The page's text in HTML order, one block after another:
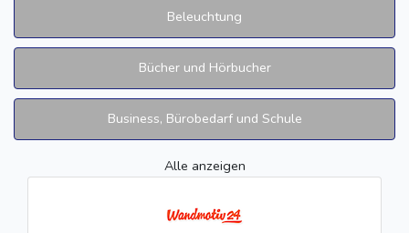
Beleuchtung
Bücher und Hörbucher
Business, Bürobedarf und Schule
Alle anzeigen